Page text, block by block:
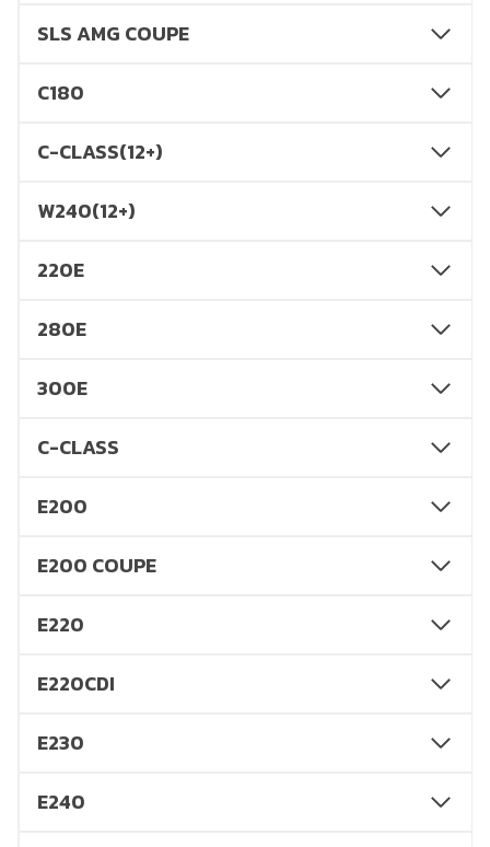
SLS AMG COUPE
C180
C-CLASS(12+)
W240(12+)
220E
280E
300E
C-CLASS
E200
E200 COUPE
E220
E220CDI
E230
E240